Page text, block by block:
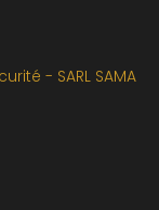
- SARL SAMA